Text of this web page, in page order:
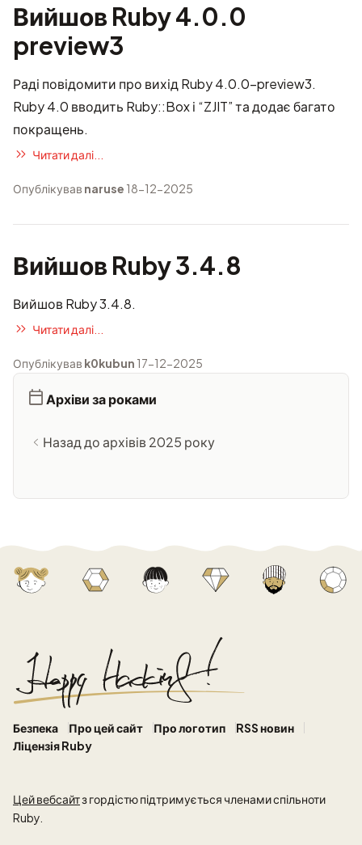
Вийшов Ruby 4.0.0
preview3
Раді повідомити про вихід Ruby 4.0.0-preview3.
Ruby 4.0 вводить Ruby::Box і “ZJIT” та додає багато
покращень.
Читати далі...
Опублікував naruse 18-12-2025
Вийшов Ruby 3.4.8
Вийшов Ruby 3.4.8.
Читати далі...
Опублікував k0kubun 17-12-2025
Архіви за роками
Назад до архівів 2025 року
Безпека Про цей сайт Про логотип
RSS новин
Ліцензія Ruby
Цей вебсайтз гордістю підтримується членами спільноти
Ruby.